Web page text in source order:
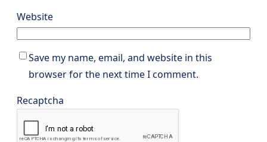
Website
Save my name, email, and website in this
browser for the next time I comment.
Recaptcha